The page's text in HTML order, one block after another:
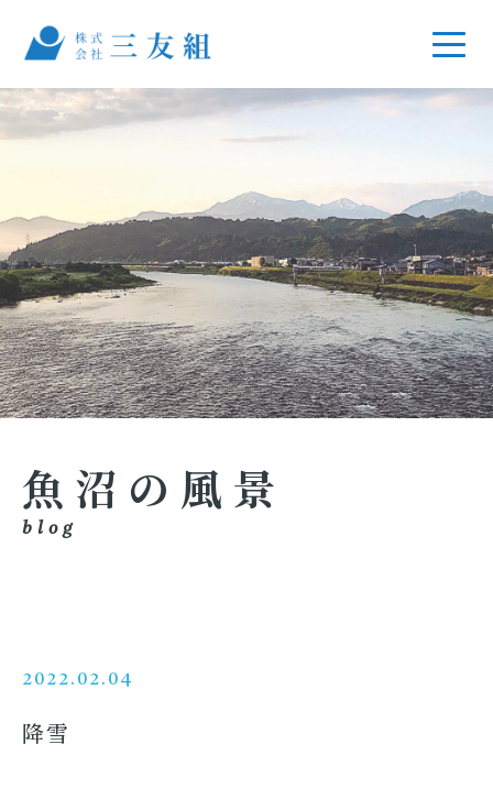
魚沼の風景
blog
2022.02.04
降雪